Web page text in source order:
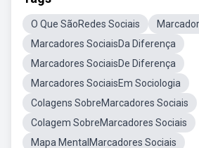
O Que SãoRedes Sociais
Marcadores SociaisDa Diferença
Marcadores SociaisDe Diferença
Marcadores SociaisEm Sociologia
Colagens SobreMarcadores Sociais
Colagem SobreMarcadores Sociais
Mapa MentalMarcadores Sociais